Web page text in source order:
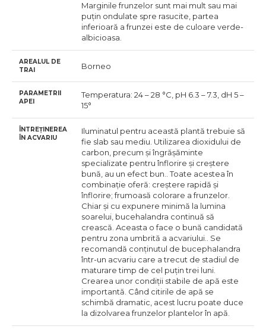
Marginile frunzelor sunt mai mult sau mai
puțin ondulate spre rasucite, partea
inferioară a frunzei este de culoare verde-
albicioasa.
AREALUL DE
TRAI
Borneo
PARAMETRII
APEI
Temperatura: 24 – 28 °C, pH 6.3 – 7.3, dH 5 –
15°
ÎNTREȚINEREA
ÎN ACVARIU
Iluminatul pentru această plantă trebuie să
fie slab sau mediu. Utilizarea dioxidului de
carbon, precum și îngrășăminte
specializate pentru înflorire și creștere
bună, au un efect bun.. Toate acestea în
combinație oferă: creștere rapidă și
înflorire; frumoasă colorare a frunzelor.
Chiar și cu expunere minimă la lumina
soarelui, bucehalandra continuă să
crească. Aceasta o face o bună candidată
pentru zona umbrită a acvariului.. Se
recomandă conținutul de bucephalandra
într-un acvariu care a trecut de stadiul de
maturare timp de cel puțin trei luni.
Crearea unor condiții stabile de apă este
importantă. Când citirile de apă se
schimbă dramatic, acest lucru poate duce
la dizolvarea frunzelor plantelor în apă.